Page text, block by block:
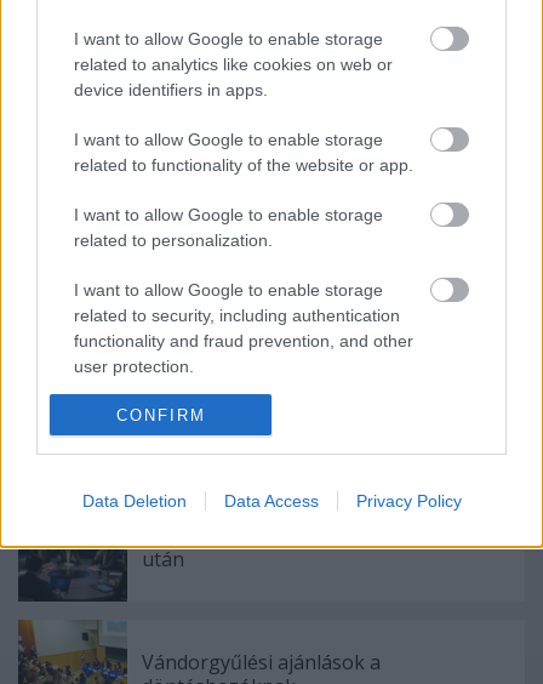
I want to allow Google to enable storage
related to analytics like cookies on web or
device identifiers in apps.
I want to allow Google to enable storage
related to functionality of the website or app.
I want to allow Google to enable storage
related to personalization.
I want to allow Google to enable storage
related to security, including authentication
functionality and fraud prevention, and other
user protection.
CONFIRM
Data Deletion Data Access Privacy Policy
Ajánlott bejegyzések:
Közpénzügyi kihívások a 21. század
elején
Pénzügyi kultúra és versenyképesség
Az örökölt költségvetési hiány és a
foglalkoztatás
után
Vándorgyűlési ajánlások a